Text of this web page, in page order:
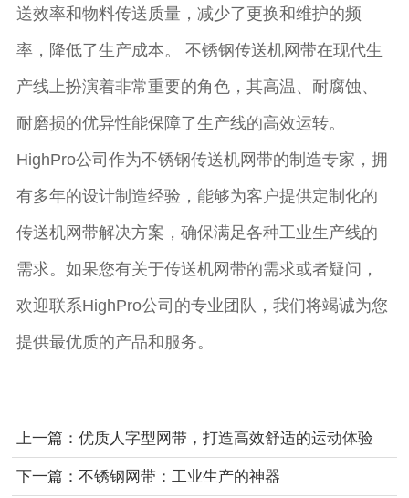
送效率和物料传送质量，减少了更换和维护的频
率，降低了生产成本。 不锈钢传送机网带在现代生
产线上扮演着非常重要的角色，其高温、耐腐蚀、
耐磨损的优异性能保障了生产线的高效运转。
HighPro公司作为不锈钢传送机网带的制造专家，拥
有多年的设计制造经验，能够为客户提供定制化的
传送机网带解决方案，确保满足各种工业生产线的
需求。如果您有关于传送机网带的需求或者疑问，
欢迎联系HighPro公司的专业团队，我们将竭诚为您
提供最优质的产品和服务。
上一篇：优质人字型网带，打造高效舒适的运动体验
下一篇：不锈钢网带：工业生产的神器